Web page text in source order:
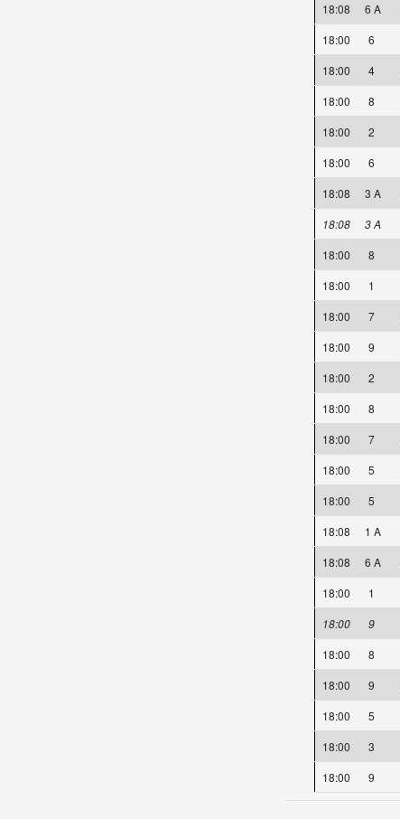
18:08
6 A
18:00
6
18:00
4
18:00
8
18:00
2
18:00
6
18:08
3 A
18:08
3 A
18:00
8
18:00
1
18:00
7
18:00
9
18:00
2
18:00
8
18:00
7
18:00
5
18:00
5
18:08
1 A
18:08
6 A
18:00
1
18:00
9
18:00
8
18:00
9
18:00
5
18:00
3
18:00
9